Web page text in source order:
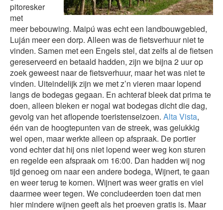
pitoresker
met
meer bebouwing. Maipú was echt een landbouwgebied,
Luján meer een dorp. Alleen was de fietsverhuur niet te
vinden. Samen met een Engels stel, dat zelfs al de fietsen
gereserveerd en betaald hadden, zijn we bijna 2 uur op
zoek geweest naar de fietsverhuur, maar het was niet te
vinden. Uiteindelijk zijn we met z’n vieren maar lopend
langs de bodegas gegaan. En achteraf bleek dat prima te
doen, alleen bleken er nogal wat bodegas dicht die dag,
gevolg van het aflopende toeristenseizoen. Alta Vista,
één van de hoogtepunten van de streek, was gelukkig
wel open, maar werkte alleen op afspraak. De portier
vond echter dat hij ons niet lopend weer weg kon sturen
en regelde een afspraak om 16:00. Dan hadden wij nog
tijd genoeg om naar een andere bodega, Wijnert, te gaan
en weer terug te komen. Wijnert was weer gratis en viel
daarmee weer tegen. We concludeerden toen dat men
hier mindere wijnen geeft als het proeven gratis is. Maar